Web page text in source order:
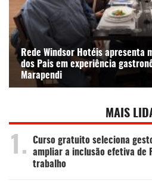
Rede Windsor Hotéis apresenta
dos Pais em experiência
Marapendi
MAIS
1.
Curso gratuito seleciona
ampliar a inclusão efetiva de
trabalho